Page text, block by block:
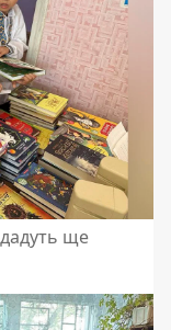
ще